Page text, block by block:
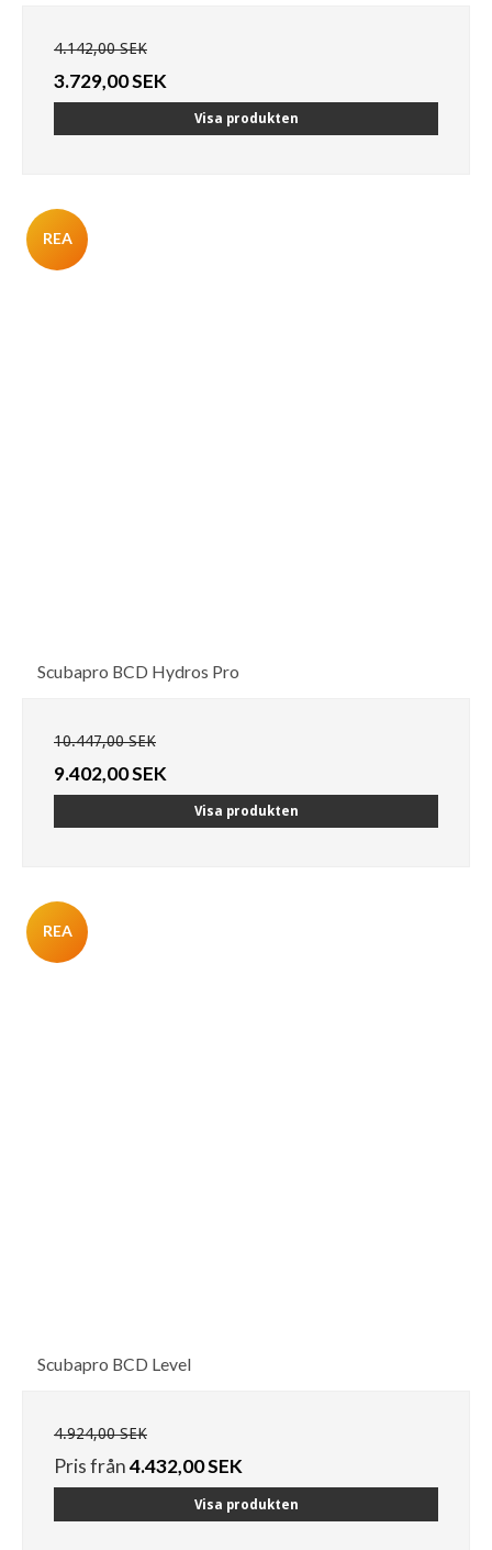
4.142,00 SEK
3.729,00 SEK
Visa produkten
REA
Scubapro BCD Hydros Pro
10.447,00 SEK
9.402,00 SEK
Visa produkten
REA
Scubapro BCD Level
4.924,00 SEK
Pris från4.432,00 SEK
Visa produkten